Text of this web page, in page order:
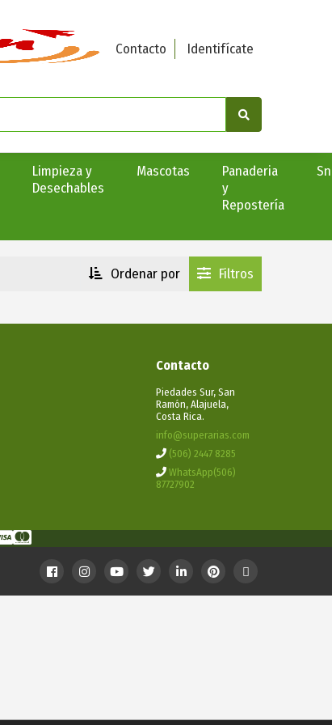
Contacto Identifícate
Limpieza y
Desechables
Mascotas
Panaderia
y
Repostería
Ordenar por Filtros
Contacto
Piedades Sur, San
Ramón, Alajuela,
Costa Rica.
info@superarias.com
(506) 2447 8285
WhatsApp(506)
87727902